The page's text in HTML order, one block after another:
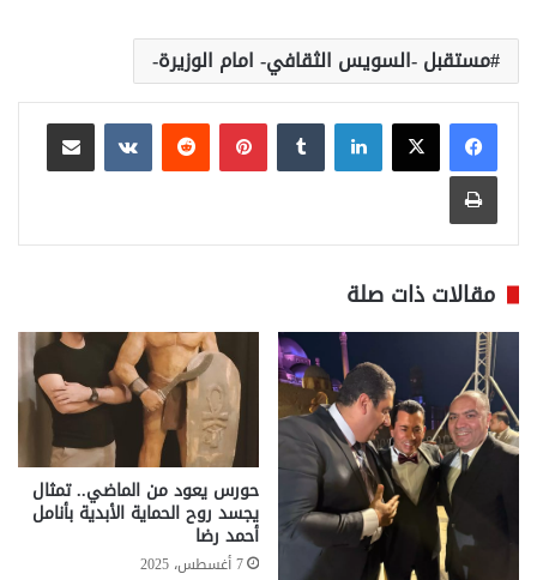
مستقبل -السويس الثقافي- امام الوزيرة-
لينكدإن بينتيريست
مشاركة عبر البريد
طباعة
مقالات ذات صلة
حورس يعود من الماضي.. تمثال
يجسد روح الحماية الأبدية بأنامل
أحمد رضا
7 أغسطس، 2025